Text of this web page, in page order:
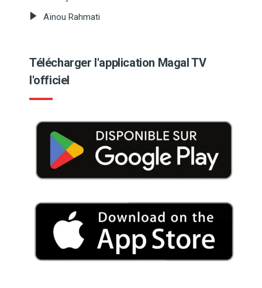
Aïnou Rahmati
Télécharger l'application Magal TV
l'officiel